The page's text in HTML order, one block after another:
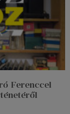
Ferenccel